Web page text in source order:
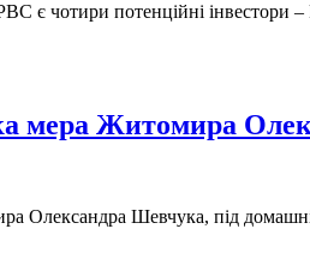
є чотири потенційні інвестори
мера Житомира
Олександра Шевчука, під